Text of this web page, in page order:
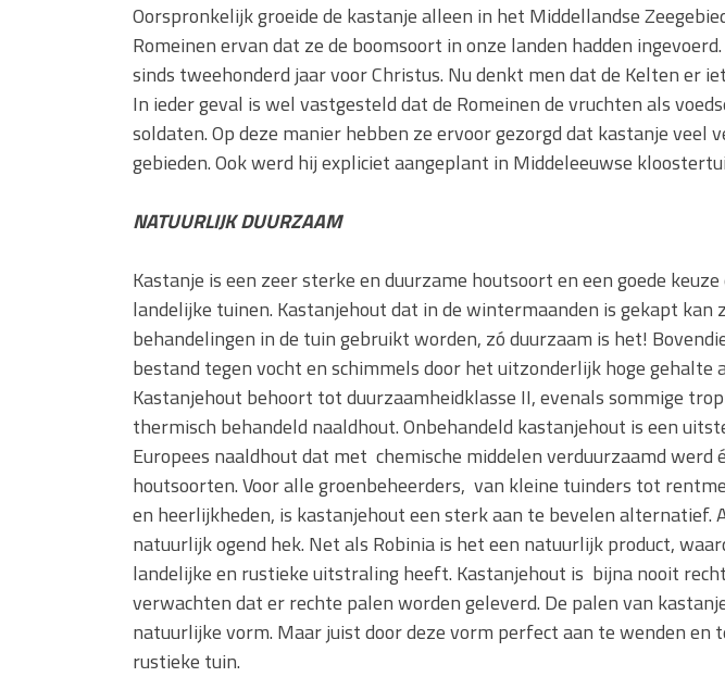
Oorspronkelijk groeide de kastanje alleen in het Middellandse
Romeinen ervan dat ze de boomsoort in onze landen hadden
sinds tweehonderd jaar voor Christus. Nu denkt men dat de Kelten er
In ieder geval is wel vastgesteld dat de Romeinen de vruchten als
soldaten. Op deze manier hebben ze ervoor gezorgd dat kastanje veel
gebieden. Ook werd hij expliciet aangeplant in Middeleeuwse
NATUURLIJK DUURZAAM
Kastanje is een zeer sterke en duurzame houtsoort en een goede
landelijke tuinen. Kastanjehout dat in de wintermaanden is gekapt kan
behandelingen in de tuin gebruikt worden, zó duurzaam is het!
bestand tegen vocht en schimmels door het uitzonderlijk hoge gehalte
Kastanjehout behoort tot duurzaamheidklasse II, evenals sommige
thermisch behandeld naaldhout. Onbehandeld kastanjehout is een
Europees naaldhout dat met chemische middelen verduurzaamd werd
houtsoorten. Voor alle groenbeheerders, van kleine tuinders tot
en heerlijkheden, is kastanjehout een sterk aan te bevelen
natuurlijk ogend hek. Net als Robinia is het een natuurlijk product,
landelijke en rustieke uitstraling heeft. Kastanjehout is bijna nooit
verwachten dat er rechte palen worden geleverd. De palen van
natuurlijke vorm. Maar juist door deze vorm perfect aan te wenden en
rustieke tuin.